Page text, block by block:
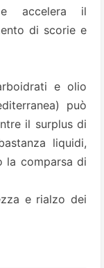
accelera il
di scorie e
e olio
può
il surplus di
liquidi,
la comparsa di
e rialzo dei